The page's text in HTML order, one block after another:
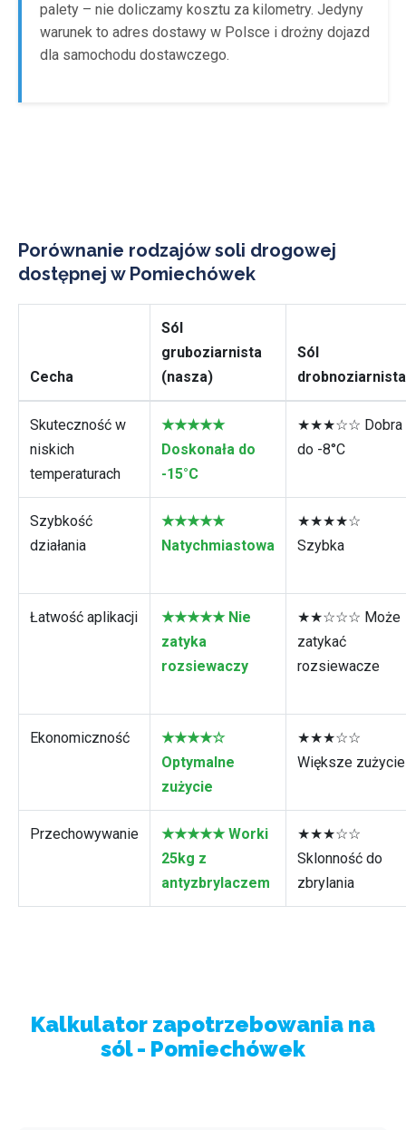
palety – nie doliczamy kosztu za kilometry. Jedyny
warunek to adres dostawy w Polsce i drożny dojazd
dla samochodu dostawczego.
Porównanie rodzajów soli drogowej
dostępnej w Pomiechówek
Cecha
Sól
gruboziarnista
(nasza)
Sól
drobnoziarnista
Skuteczność w
niskich
temperaturach
★★★★★
Doskonała do
-15°C
★★★☆☆ Dobra
do -8°C
Szybkość
działania
★★★★★
Natychmiastowa
★★★★☆
Szybka
Łatwość aplikacji
★★★★★ Nie
zatyka
rozsiewaczy
★★☆☆☆ Może
zatykać
rozsiewacze
Ekonomiczność
★★★★☆
Optymalne
zużycie
★★★☆☆
Większe zużycie
Przechowywanie
★★★★★ Worki
25kg z
antyzbrylaczem
★★★☆☆
Sklonność do
zbrylania
Kalkulator zapotrzebowania na
sól - Pomiechówek